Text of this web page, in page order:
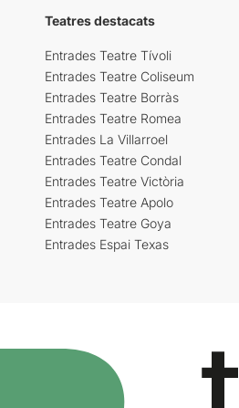
Teatres destacats
Entrades Teatre Tívoli
Entrades Teatre Coliseum
Entrades Teatre Borràs
Entrades Teatre Romea
Entrades La Villarroel
Entrades Teatre Condal
Entrades Teatre Victòria
Entrades Teatre Apolo
Entrades Teatre Goya
Entrades Espai Texas